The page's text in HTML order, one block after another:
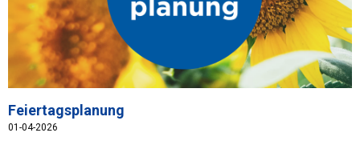
Feiertagsplanung
01-04-2026